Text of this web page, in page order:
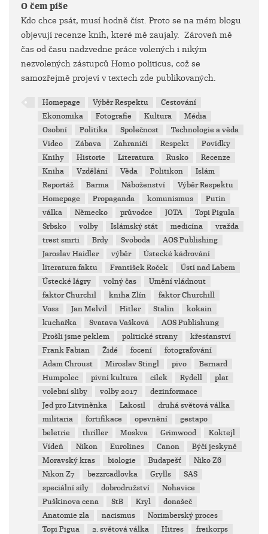
O čem píše
Kdo chce psát, musí hodně číst. Proto se na mém blogu
objevují recenze knih, které mě zaujaly. Zároveň mě
čas od času nadzvedne práce volených i nikým
nezvolených zástupců Homo politicus, což se
samozřejmě projeví v textech zde publikovaných.
Homepage Výběr Respektu
Cestování
Ekonomika
Fotografie Kultura
Média
Osobní
Politika Společnost
Technologie a věda
Video
Zábava Zahraničí Respekt
Povídky
Knihy
Historie Literatura Rusko
Recenze
Kniha
Vzdělání Věda Politikon
Islám
Reportáž
Barma Náboženství
Výběr Respektu
Homepage
Propaganda komunismus
Putin
válka
Německo průvodce JOTA
Topi Pigula
Srbsko
volby Islámský stát medicína
vražda
trest smrti
Brdy Svoboda
AOS Publishing
Jaroslav Haidler
výběr
Ústecké kádrování
literatura faktu
František Roček
Ústí nad Labem
Ústecké lágry
volný čas
Umění vládnout
faktor Churchil
kniha Zlín
faktor Churchill
Voss
Jan Melvil Hitler Stalin
kokain
kuchařka
Svatava Vašková
AOS Publishung
Prošli jsme peklem
politické strany
křesťanství
Frank Fabian
Židé focení
fotografování
Adam Chroust
Miroslav Stingl pivo
Bernard
Humpolec
pivní kultura cílek Rydell
plat
volební sliby
volby 2017
dezinformace
Jed pro Litviněnka
Lakosil
druhá světová válka
militaria
fortifikace opevnění
gestapo
beletrie
thriller Moskva Grimwood
Koktejl
Vídeň
Nikon Eurolines Canon
Býčí jeskyně
Moravský kras
biologie Budapešť
Niko Z6
Nikon Z7
bezzrcadlovka Grylls
SAS
speciální síly
dobrodružství
Nohavice
Puškinova cena
StB Kryl
donašeč
Anatomie zla
nacismus
Norimberský proces
Topi Pigua
2. světová válka Hitres freikorps